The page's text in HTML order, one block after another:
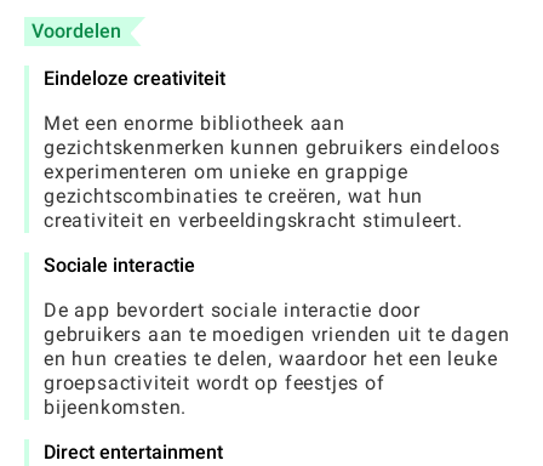
Voordelen
Eindeloze creativiteit
Met een enorme bibliotheek aan
gezichtskenmerken kunnen gebruikers eindeloos
experimenteren om unieke en grappige
gezichtscombinaties te creëren, wat hun
creativiteit en verbeeldingskracht stimuleert.
Sociale interactie
De app bevordert sociale interactie door
gebruikers aan te moedigen vrienden uit te dagen
en hun creaties te delen, waardoor het een leuke
groepsactiviteit wordt op feestjes of
bijeenkomsten.
Direct entertainment